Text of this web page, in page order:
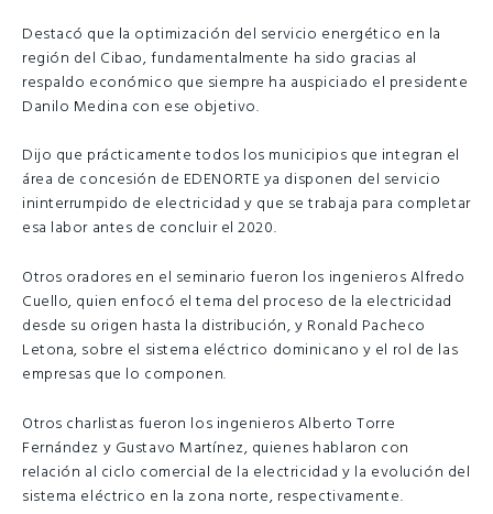
Destacó que la optimización del servicio energético en la
región del Cibao, fundamentalmente ha sido gracias al
respaldo económico que siempre ha auspiciado el presidente
Danilo Medina con ese objetivo.
Dijo que prácticamente todos los municipios que integran el
área de concesión de EDENORTE ya disponen del servicio
ininterrumpido de electricidad y que se trabaja para completar
esa labor antes de concluir el 2020.
Otros oradores en el seminario fueron los ingenieros Alfredo
Cuello, quien enfocó el tema del proceso de la electricidad
desde su origen hasta la distribución, y Ronald Pacheco
Letona, sobre el sistema eléctrico dominicano y el rol de las
empresas que lo componen.
Otros charlistas fueron los ingenieros Alberto Torre
Fernández y Gustavo Martínez, quienes hablaron con
relación al ciclo comercial de la electricidad y la evolución del
sistema eléctrico en la zona norte, respectivamente.